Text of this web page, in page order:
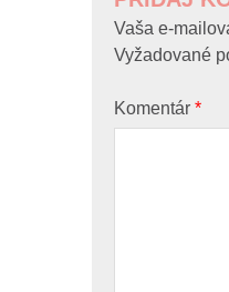
Vaša e-
Vyžadované
Komentár*